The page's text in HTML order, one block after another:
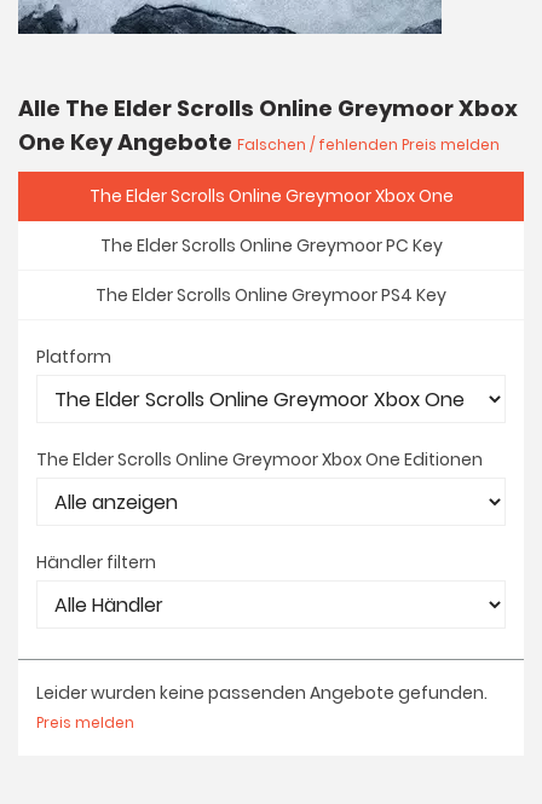
Alle The Elder Scrolls Online Greymoor Xbox
One Key Angebote Falschen / fehlenden Preis melden
The Elder Scrolls Online Greymoor Xbox One
The Elder Scrolls Online Greymoor PC Key
The Elder Scrolls Online Greymoor PS4 Key
Platform
The Elder Scrolls Online Greymoor Xbox One Editionen
Händler filtern
Leider wurden keine passenden Angebote gefunden.
Preis melden